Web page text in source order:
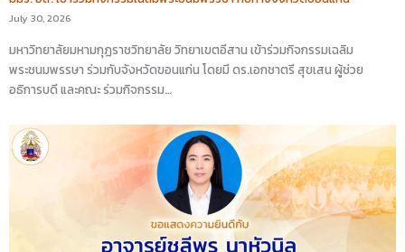
July 30, 2026
มหาวิทยาลัยมหามกุฏราชวิทยาลัย วิทยาเขตอีสาน เข้าร่วมกิจกรรมเฉลิม
พระชนมพรรษา ร่วมกับจังหวัดขอนแก่น โดยมี ดร.เอกชาตรี สุขเสน ผู้ช่วย
อธิการบดี และคณะ ร่วมกิจกรรม…